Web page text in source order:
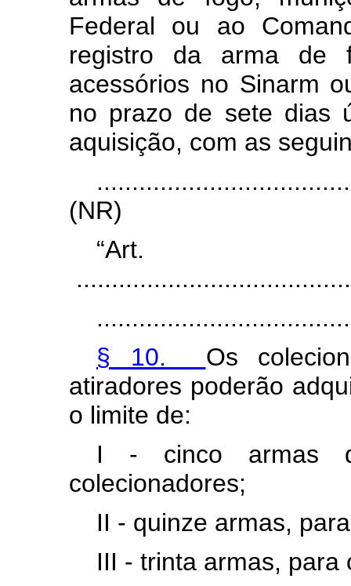
Federal ou ao
registro da arma de
acessórios no Sinarm
no prazo de sete dias
aquisição, com as
(NR)
§ 10. Os
atiradores poderão
o limite de:
I - cinco armas
colecionadores;
II - quinze armas,
III - trinta armas, para